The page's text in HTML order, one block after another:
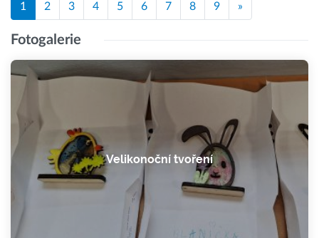
1 2 3 4 5 6 7 8 9 »
Fotogalerie
Velikonoční tvoření